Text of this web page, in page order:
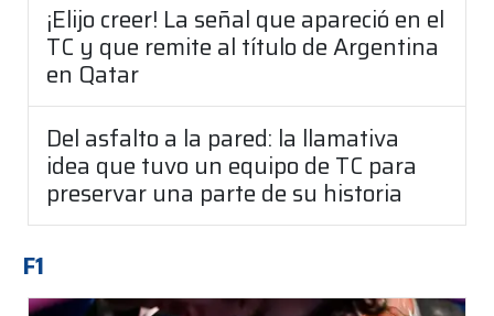
¡Elijo creer! La señal que apareció en el
TC y que remite al título de Argentina
en Qatar
Del asfalto a la pared: la llamativa
idea que tuvo un equipo de TC para
preservar una parte de su historia
F1